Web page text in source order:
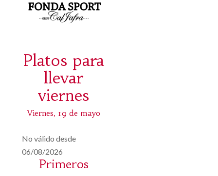
Platos para
llevar
viernes
Viernes, 19 de mayo
No válido desde
06/08/2026
Primeros